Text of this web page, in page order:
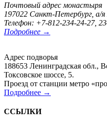
Почтовый адрес монастыря
197022 Санкт-Петербург, а/
Телефон: +7-812-234-24-27,
Подробнее →
Адрес подворья
188653 Ленинградская обл.,
Токсовское шоссе, 5.
Проезд от станции метро
Подробнее →
ССЫЛКИ